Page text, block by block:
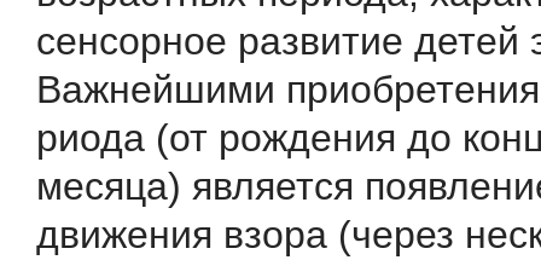
сенсорное развитие детей
Важнейшими
риода (от рождения до
месяца) является
движения взора (через